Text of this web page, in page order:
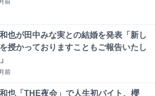
也が田中みな実との結婚を発表「新し
授かっておりますこともご報告いたし
前
也「THE夜会」で人生初バイト、櫻